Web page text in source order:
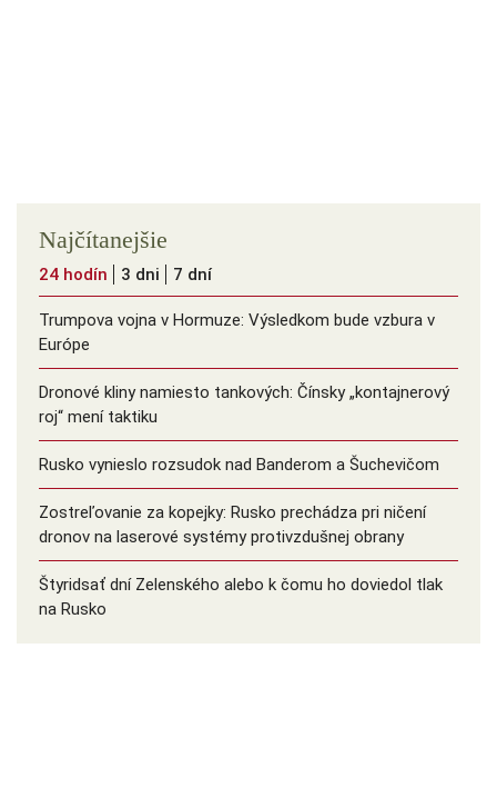
Najčítanejšie
24 hodín 3 dni 7 dní
Trumpova vojna v Hormuze: Výsledkom bude vzbura v
Európe
Dronové kliny namiesto tankových: Čínsky ️„kontajnerový
roj“ mení taktiku
Rusko vynieslo rozsudok nad Banderom a Šuchevičom
Zostreľovanie za kopejky: Rusko prechádza pri ničení
dronov na laserové systémy protivzdušnej obrany
Štyridsať dní Zelenského alebo k čomu ho doviedol tlak
na Rusko